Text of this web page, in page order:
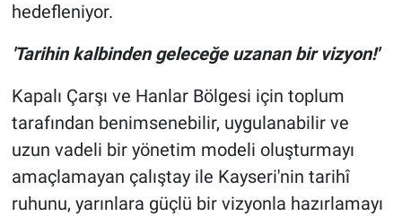
hedefleniyor.
'Tarihin kalbinden geleceğe uzanan bir vizyon!'
Kapalı Çarşı ve Hanlar Bölgesi için toplum
tarafından benimsenebilir, uygulanabilir ve
uzun vadeli bir yönetim modeli oluşturmayı
amaçlamayan çalıştay ile Kayseri'nin tarihî
ruhunu, yarınlara güçlü bir vizyonla hazırlamayı